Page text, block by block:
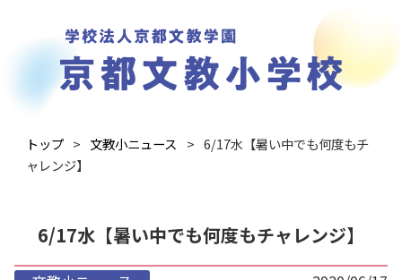
トップ 文教小ニュース
6/17水【暑い中でも何度もチ
ャレンジ】
6/17水【暑い中でも何度もチャレンジ】